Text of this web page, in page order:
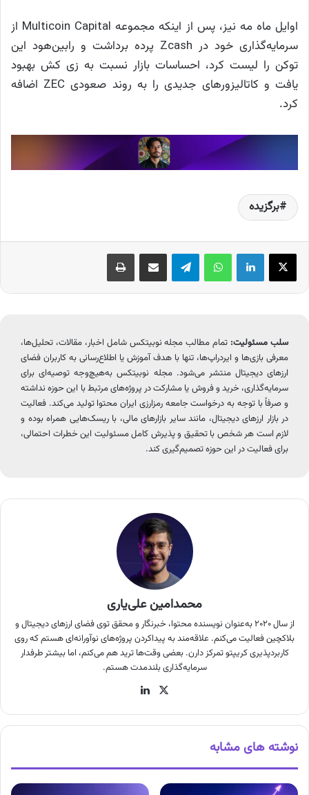
اوایل ماه مه نیز، پس از اینکه مجموعه Multicoin Capital از
سرمایه‌گذاری خود در Zcash پرده برداشت و رابین‌هود این
توکن را لیست کرد، احساسات بازار نسبت به زی کش بهبود
یافت و کاتالیزورهای جدیدی را به روند صعودی ZEC اضافه
کرد.
برگزیده
X لینکدین واتس آپ تلگرام اشتراک گذاری از طریق ایمیل چاپ
سلب مسئولیت: تمام مطالب مجله نوبیتکس شامل اخبار، مقالات، تحلیل‌ها،
معرفی بازی‌ها و ایردراپ‌ها، تنها با هدف آموزش یا اطلاع‌رسانی به کاربران فضای
ارزهای دیجیتال منتشر می‌شود. مجله نوبیتکس به‌هیچ‌وجه توصیه‌ای برای
سرمایه‌گذاری، خرید و فروش یا مشارکت در پروژه‌های مرتبط با این حوزه نداشته
و صرفاً با توجه به درخواست جامعه رمزارزی ایران محتوا تولید می‌کند. فعالیت
در بازار ارزهای دیجیتال، مانند سایر بازارهای مالی، با ریسک‌هایی همراه بوده و
لازم است هر شخص با تحقیق و پذیرش کامل مسئولیت این خطرات احتمالی،
برای فعالیت در این حوزه تصمیم‌گیری کند.
محمدامین علی‌یاری
از سال ۲۰۲۰ به‌عنوان نویسنده محتوا، خبرنگار و محقق توی فضای ارزهای دیجیتال و
بلاکچین فعالیت می‌کنم. علاقه‌مند به پیداکردن پروژه‌های نوآورانه‌ای هستم که روی
کاربردپذیری کریپتو تمرکز دارن. بعضی وقت‌ها ترید هم می‌کنم، اما بیشتر طرفدار
سرمایه‌گذاری بلندمدت هستم.
X
نوشته های مشابه